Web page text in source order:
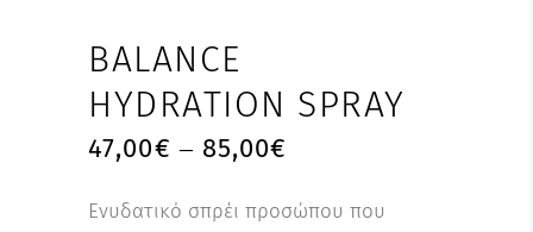
BALANCE
HYDRATION SPRAY
47,00€ – 85,00€
Ενυδατικό σπρέι προσώπου που